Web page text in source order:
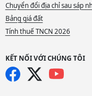
Chuyển đổi địa chỉ sau sáp
Bảng giá đất
Tính thuế TNCN 2026
KẾT NỐI VỚI CHÚNG TÔI